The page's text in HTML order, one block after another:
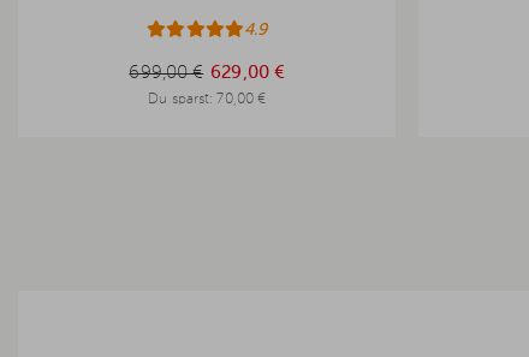
4.9
699,00 € 629,00 €
Du sparst: 70,00 €
699,00 €